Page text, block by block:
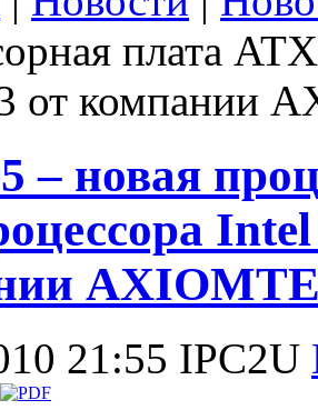
плата
от компании
– новая
21:55 IPC2U